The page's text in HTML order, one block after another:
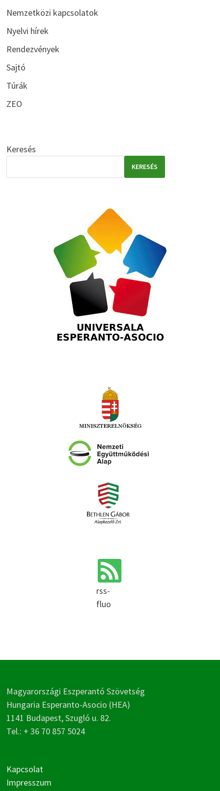
Nemzetközi kapcsolatok
Nyelvi hírek
Rendezvények
Sajtó
Túrák
ZEO
Keresés
KERESÉS
rss-
fluo
Magyarországi Eszperantó Szövetség
Hungaria Esperanto-Asocio (HEA)
1141 Budapest, Szugló u. 82.
Tel.: + 36 70 857 5024
Kapcsolat
Impresszum